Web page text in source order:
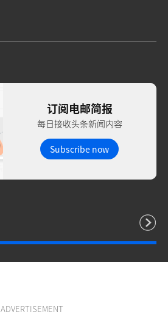
订阅电邮简报
每日接收头条新闻内容
Subscribe now
ADVERTISEMENT